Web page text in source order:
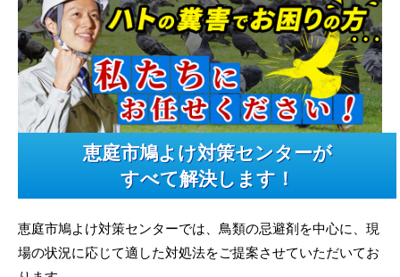
恵庭市鳩よけ対策センターが
すべて解決します！
恵庭市鳩よけ対策センターでは、鳥類の忌避剤を中心に、現
場の状況に応じて適した対処法をご提案させていただいてお